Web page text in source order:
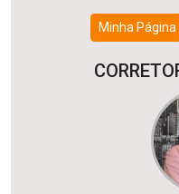
Minha Página